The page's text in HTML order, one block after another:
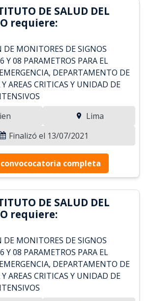
DE SALUD DEL
requiere:
MONITORES DE SIGNOS
Y 08 PARAMETROS PARA EL
DEPARTAMENTO DE
AREAS CRITICAS Y UNIDAD DE
Lima
Finalizó el 13/07/2021
completa
DE SALUD DEL
requiere:
MONITORES DE SIGNOS
Y 08 PARAMETROS PARA EL
DEPARTAMENTO DE
AREAS CRITICAS Y UNIDAD DE